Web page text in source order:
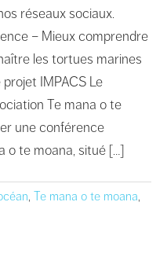
réseaux sociaux.
– Mieux comprendre
les tortues marines
projet IMPACS Le
Te mana o te
une conférence
o te moana, situé […]
, Te mana o te moana,